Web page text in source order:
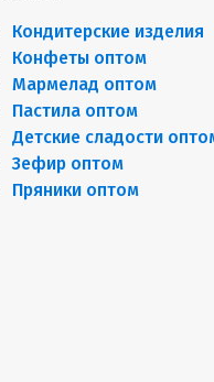
Кондитерские изделия
Конфеты оптом
Мармелад оптом
Пастила оптом
Детские сладости
Зефир оптом
Пряники оптом